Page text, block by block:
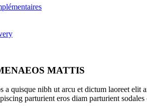
MATTIS
a quisque nibh ut arcu et dictum laoreet elit
parturient eros diam parturient sodales